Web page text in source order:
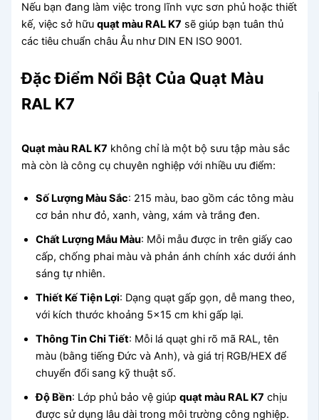
Nếu bạn đang làm việc trong lĩnh vực sơn phủ hoặc thiết
kế, việc sở hữuquạt màu RAL K7 sẽ giúp bạn tuân thủ
các tiêu chuẩn châu Âu như DIN EN ISO 9001.
Đặc Điểm Nổi Bật Của Quạt Màu
RAL K7
Quạt màu RAL K7 không chỉ là một bộ sưu tập màu sắc
mà còn là công cụ chuyên nghiệp với nhiều ưu điểm:
Số Lượng Màu Sắc: 215 màu, bao gồm các tông màu
cơ bản như đỏ, xanh, vàng, xám và trắng đen.
Chất Lượng Mẫu Màu: Mỗi mẫu được in trên giấy cao
cấp, chống phai màu và phản ánh chính xác dưới ánh
sáng tự nhiên.
Thiết Kế Tiện Lợi: Dạng quạt gấp gọn, dễ mang theo,
với kích thước khoảng 5×15 cm khi gấp lại.
Thông Tin Chi Tiết: Mỗi lá quạt ghi rõ mã RAL, tên
màu (bằng tiếng Đức và Anh), và giá trị RGB/HEX để
chuyển đổi sang kỹ thuật số.
Độ Bền: Lớp phủ bảo vệ giúpquạt màu RAL K7 chịu
được sử dụng lâu dài trong môi trường công nghiệp.